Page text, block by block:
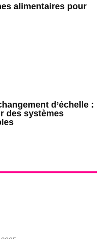
alimentaires pour
d’échelle :
des systèmes